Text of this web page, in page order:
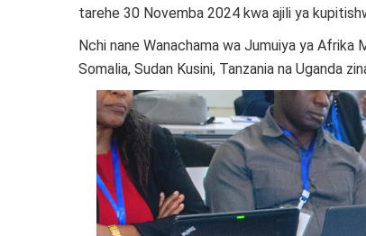
tarehe 30 Novemba 2024 kwa ajili ya
Nchi nane Wanachama wa Jumuiya ya Afrika
Somalia, Sudan Kusini, Tanzania na Uganda